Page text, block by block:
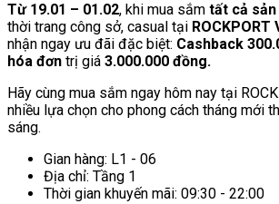
Từ 19.01 – 01.02, khi mua sắm tất cả sản
thời trang công sở, casual tại ROCKPORT
nhận ngay ưu đãi đặc biệt: Cashback
hóa đơn trị giá 3.000.000 đồng.
Hãy cùng mua sắm ngay hôm nay tại
nhiều lựa chọn cho phong cách tháng mới
sáng.
Gian hàng: L1 - 06
Địa chỉ: Tầng 1
Thời gian khuyến mãi: 09:30 - 22:00